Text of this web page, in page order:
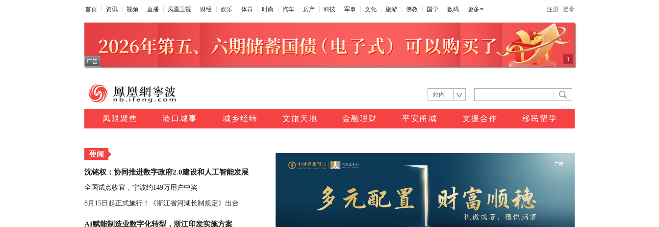
首页 资讯 视频 直播 凤凰卫视 财经 娱乐 体育 时尚 汽车 房产 科技 军事 文化 旅游 佛教 国学 数码 更多 注册 登录
广告 1
站内
凤眼聚焦 港口城事 城乡经纬 文旅天地 金融理财 平安甬城 支援合作 移民留学
沈铭权：协同推进数字政府2.0建设和人工智能发展
全国试点收官，宁波约149万用户中奖
8月15日起正式施行！《浙江省河湖长制规定》出台
AI赋能制造业数字化转型，浙江印发实施方案